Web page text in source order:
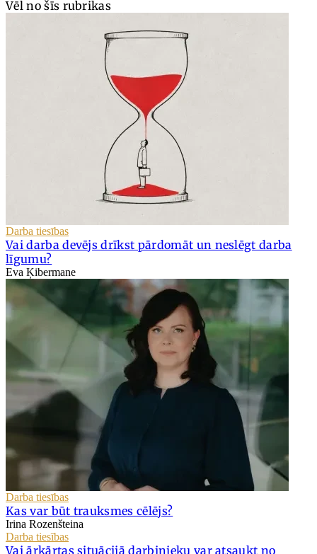
Vēl no šīs rubrikas
Darba tiesības
Vai darba devējs drīkst pārdomāt un neslēgt darba
līgumu?
Eva Ķibermane
Darba tiesības
Kas var būt trauksmes cēlējs?
Irina Rozenšteina
Darba tiesības
Vai ārkārtas situācijā darbinieku var atsaukt no